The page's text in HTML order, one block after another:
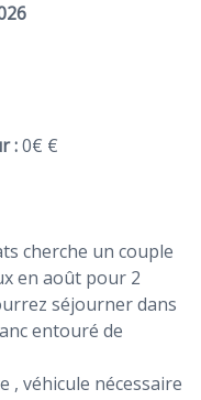
:0€ €
cherche un couple
en août pour 2
séjourner dans
entouré de
, véhicule nécessaire